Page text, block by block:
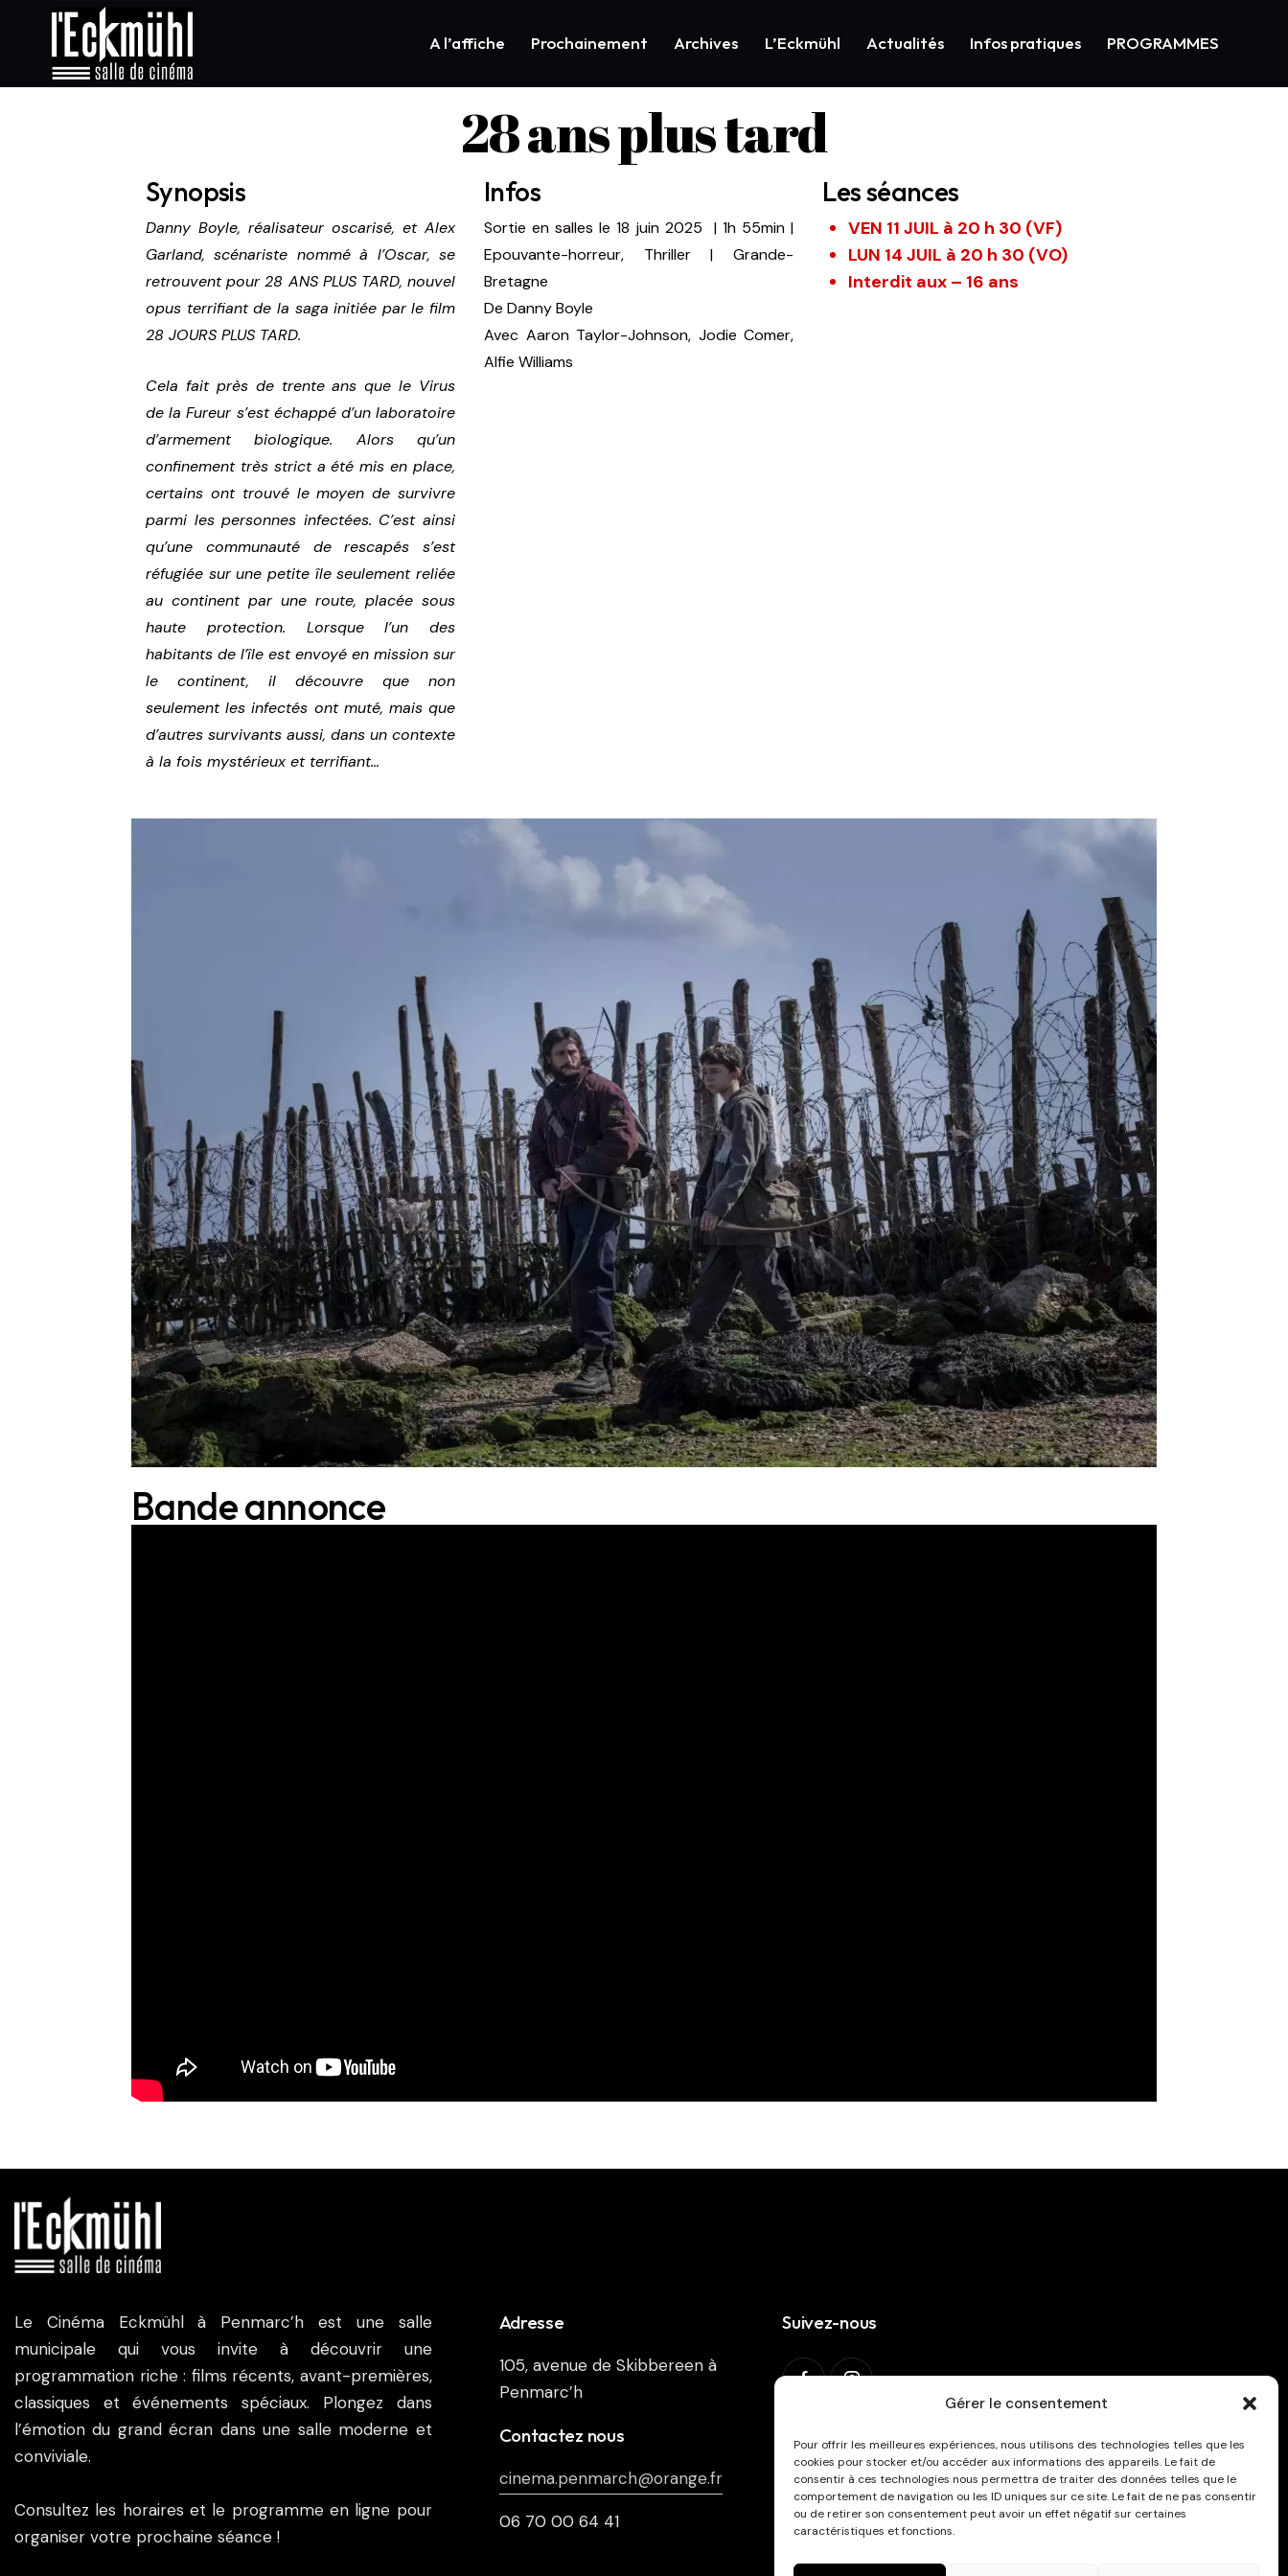
Gérer le consentement
Pour offrir les meilleures expériences, nous utilisons des technologies telles que les
cookies pour stocker et/ou accéder aux informations des appareils. Le fait de
consentir à ces technologies nous permettra de traiter des données telles que le
comportement de navigation ou les ID uniques sur ce site. Le fait de ne pas consentir
ou de retirer son consentement peut avoir un effet négatif sur certaines
caractéristiques et fonctions.
A l’affiche Prochainement Archives L’Eckmühl Actualités Infos pratiques PROGRAMMES
28 ans plus tard
Synopsis
Danny Boyle, réalisateur oscarisé, et Alex
Garland, scénariste nommé à l’Oscar, se
retrouvent pour 28 ANS PLUS TARD, nouvel
opus terrifiant de la saga initiée par le film
28 JOURS PLUS TARD.
Cela fait près de trente ans que le Virus
de la Fureur s’est échappé d’un laboratoire
d’armement biologique. Alors qu’un
confinement très strict a été mis en place,
certains ont trouvé le moyen de survivre
parmi les personnes infectées. C’est ainsi
qu’une communauté de rescapés s’est
réfugiée sur une petite île seulement reliée
au continent par une route, placée sous
haute protection. Lorsque l’un des
habitants de l’île est envoyé en mission sur
le continent, il découvre que non
seulement les infectés ont muté, mais que
d’autres survivants aussi, dans un contexte
à la fois mystérieux et terrifiant…
Infos
Sortie en salles le 18 juin 2025 |1h 55min|
Epouvante-horreur, Thriller | Grande-
Bretagne
De Danny Boyle
Avec Aaron Taylor-Johnson, Jodie Comer,
Alfie Williams
Les séances
VEN 11 JUIL à 20 h 30 (VF)
LUN 14 JUIL à 20 h 30 (VO)
Interdit aux – 16 ans
Bande annonce
Le Cinéma Eckmühl à Penmarc’h est une salle
municipale qui vous invite à découvrir une
programmation riche : films récents, avant-premières,
classiques et événements spéciaux. Plongez dans
l’émotion du grand écran dans une salle moderne et
conviviale.
Consultez les horaires et le programme en ligne pour
organiser votre prochaine séance !
Adresse
105, avenue de Skibbereen à
Penmarc’h
Contactez nous
cinema.penmarch@orange.fr
06 70 00 64 41
Suivez-nous